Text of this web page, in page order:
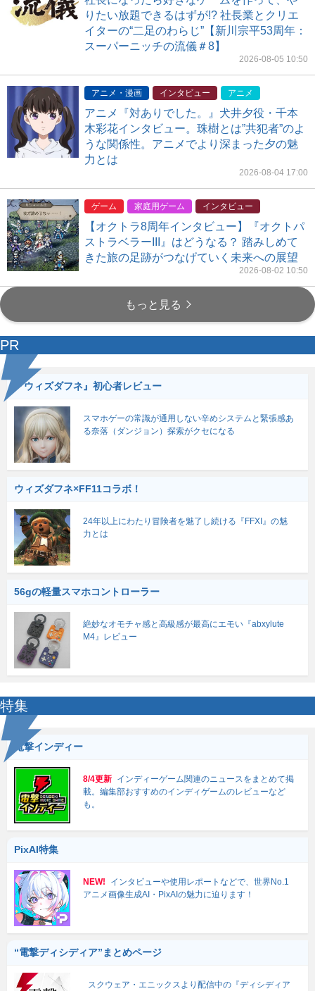
りたい放題できるはずが!? 社長業とクリエ
イターの“二足のわらじ”【新川宗平53周年：
スーパーニッチの流儀＃8】
2026-08-05 10:50
アニメ・漫画 インタビュー アニメ
アニメ『対ありでした。』犬井夕役・千本
木彩花インタビュー。珠樹とは”共犯者”のよ
うな関係性。アニメでより深まった夕の魅
力とは
2026-08-04 17:00
ゲーム 家庭用ゲーム インタビュー
【オクトラ8周年インタビュー】『オクトパ
ストラベラーIII』はどうなる？ 踏みしめて
きた旅の足跡がつなげていく未来への展望
2026-08-02 10:50
もっと見る
PR
『ウィズダフネ』初心者レビュー
スマホゲーの常識が通用しない辛めシステムと緊張感あ
る奈落（ダンジョン）探索がクセになる
ウィズダフネ×FF11コラボ！
24年以上にわたり冒険者を魅了し続ける『FFXI』の魅
力とは
56gの軽量スマホコントローラー
絶妙なオモチャ感と高級感が最高にエモい『abxylute
M4』レビュー
特集
電撃インディー
8/4更新 インディーゲーム関連のニュースをまとめて掲
載。編集部おすすめのインディゲームのレビューなど
も。
PixAI特集
NEW!
インタビューや使用レポートなどで、世界No.1
アニメ画像生成AI・PixAIの魅力に迫ります！
“電撃ディシディア”まとめページ
スクウェア・エニックスより配信中の『ディシディア